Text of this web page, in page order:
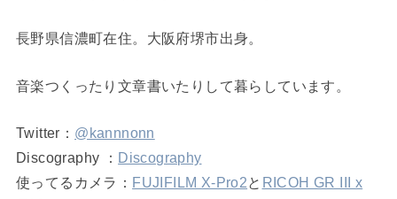
長野県信濃町在住。大阪府堺市出身。
音楽つくったり文章書いたりして暮らしています。
Twitter： @kannnonn
Discography ： Discography
使ってるカメラ： FUJIFILM X-Pro2と RICOH GR III x